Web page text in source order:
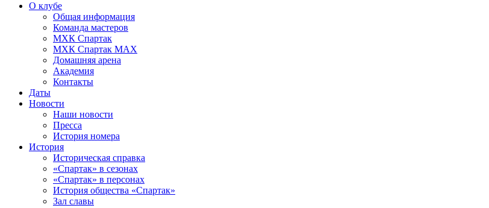
О клубе
Общая информация
Команда мастеров
МХК Спартак
МХК Спартак МАХ
Домашняя арена
Академия
Контакты
Даты
Новости
Наши новости
Пресса
История номера
История
Историческая справка
«Спартак» в сезонах
«Спартак» в персонах
История общества «Спартак»
Зал славы